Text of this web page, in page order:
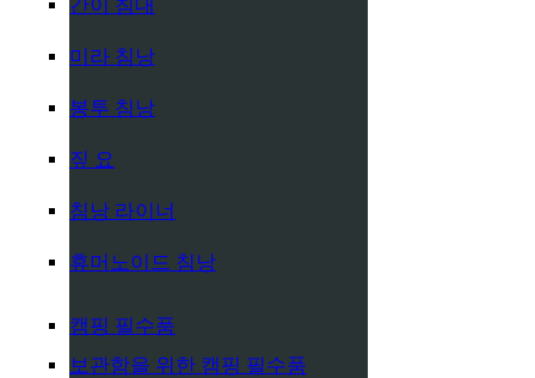
간이 침대
미라 침낭
봉투 침낭
짚 요
침낭 라이너
휴머노이드 침낭
캠핑 필수품
보관함을 위한 캠핑 필수품